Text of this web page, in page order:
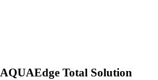
AQUAEdge Total Solution